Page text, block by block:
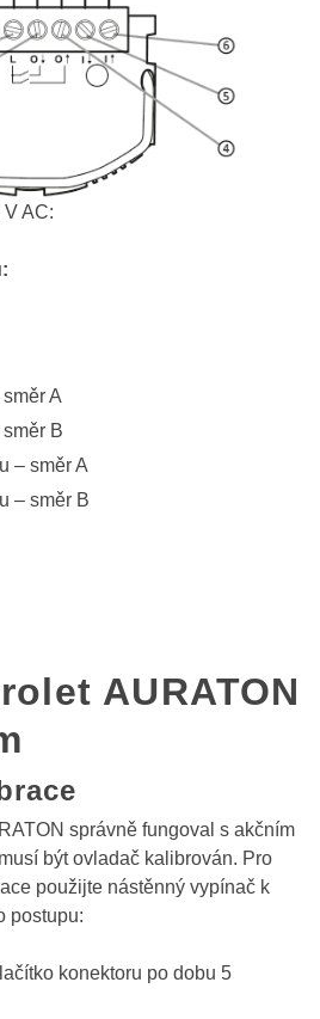
AC:
A
B
– směr A
– směr B
AURATON
správně fungoval s akčním
být ovladač kalibrován. Pro
použijte nástěnný vypínač k
postupu:
konektoru po dobu 5